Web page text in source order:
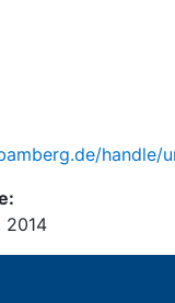
handle/
2014